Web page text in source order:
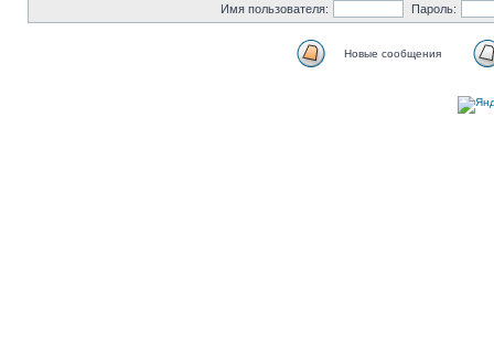
Имя пользователя: Пароль:
Новые сообщения